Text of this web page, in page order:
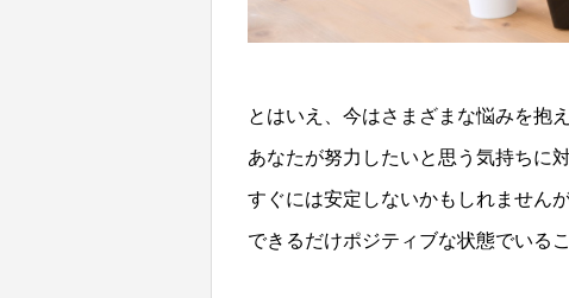
とはいえ、今はさまざまな悩みを抱
あなたが努力したいと思う気持ちに
すぐには安定しないかもしれません
できるだけポジティブな状態でいる